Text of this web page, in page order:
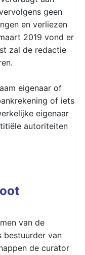
geen
en verliezen
2019 vond er
zal de redactie
eigenaar of
of iets
eigenaar
autoriteiten
van de
bestuurder van
de curator